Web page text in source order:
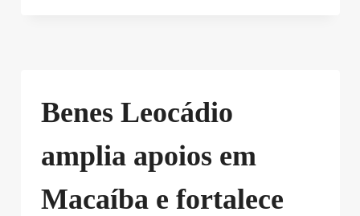
Benes Leocádio
amplia apoios em
Macaíba e fortalece